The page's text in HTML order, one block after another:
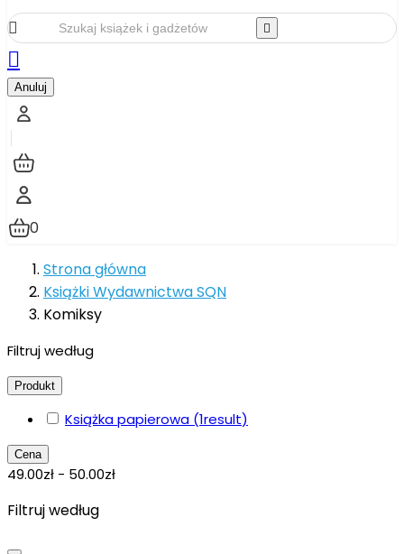
 

Anuluj
0
Strona główna
Książki Wydawnictwa SQN
Komiksy
Filtruj według
Produkt
Książka papierowa (1result)
Cena
49.00zł - 50.00zł
Filtruj według